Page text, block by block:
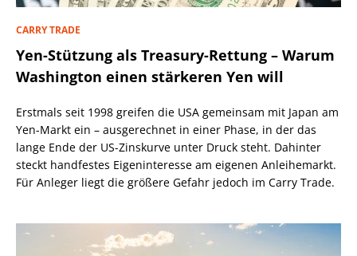
CARRY TRADE
Yen-Stützung als Treasury-Rettung – Warum
Washington einen stärkeren Yen will
Erstmals seit 1998 greifen die USA gemeinsam mit Japan am
Yen-Markt ein – ausgerechnet in einer Phase, in der das
lange Ende der US-Zinskurve unter Druck steht. Dahinter
steckt handfestes Eigeninteresse am eigenen Anleihemarkt.
Für Anleger liegt die größere Gefahr jedoch im Carry Trade.